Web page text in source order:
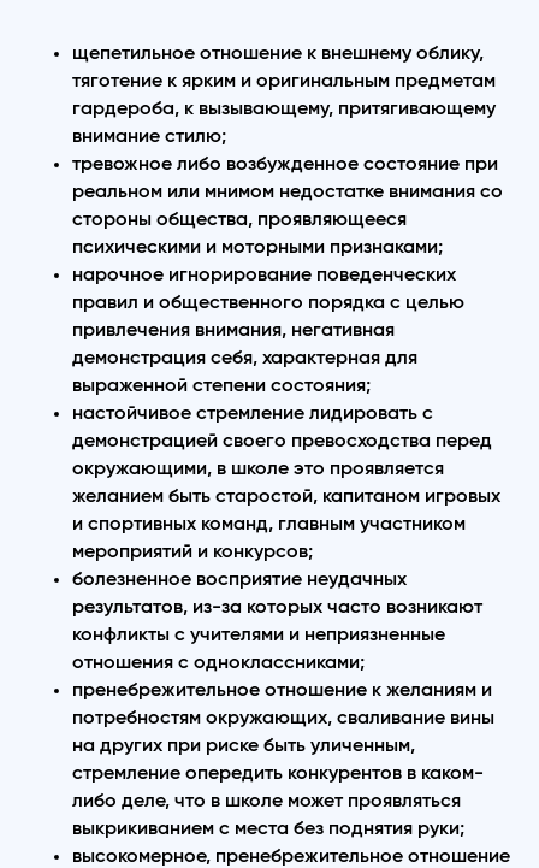
щепетильное отношение к внешнему облику,
тяготение к ярким и оригинальным предметам
гардероба, к вызывающему, притягивающему
внимание стилю;
тревожное либо возбужденное состояние при
реальном или мнимом недостатке внимания со
стороны общества, проявляющееся
психическими и моторными признаками;
нарочное игнорирование поведенческих
правил и общественного порядка с целью
привлечения внимания, негативная
демонстрация себя, характерная для
выраженной степени состояния;
настойчивое стремление лидировать с
демонстрацией своего превосходства перед
окружающими, в школе это проявляется
желанием быть старостой, капитаном игровых
и спортивных команд, главным участником
мероприятий и конкурсов;
болезненное восприятие неудачных
результатов, из-за которых часто возникают
конфликты с учителями и неприязненные
отношения с одноклассниками;
пренебрежительное отношение к желаниям и
потребностям окружающих, сваливание вины
на других при риске быть уличенным,
стремление опередить конкурентов в каком-
либо деле, что в школе может проявляться
выкрикиванием с места без поднятия руки;
высокомерное, пренебрежительное отношение